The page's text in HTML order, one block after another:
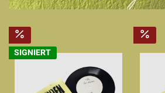
SIGNIERT